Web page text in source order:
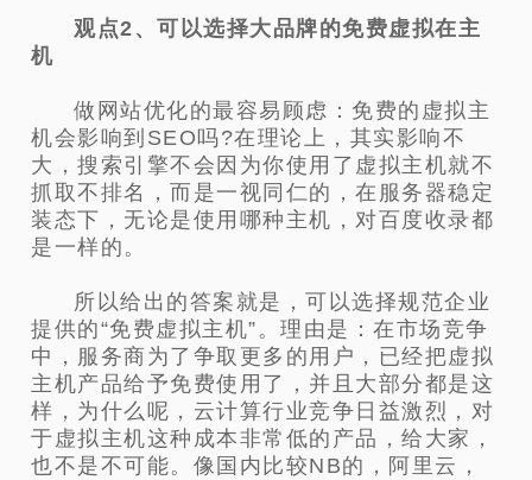
观点2、可以选择大品牌的免费虚拟在主
机
做网站优化的最容易顾虑：免费的虚拟主
机会影响到SEO吗?在理论上，其实影响不
大，搜索引擎不会因为你使用了虚拟主机就不
抓取不排名，而是一视同仁的，在服务器稳定
装态下，无论是使用哪种主机，对百度收录都
是一样的。
所以给出的答案就是，可以选择规范企业
提供的“免费虚拟主机”。理由是：在市场竞争
中，服务商为了争取更多的用户，已经把虚拟
主机产品给予免费使用了，并且大部分都是这
样，为什么呢，云计算行业竞争日益激烈，对
于虚拟主机这种成本非常低的产品，给大家，
也不是不可能。像国内比较NB的，阿里云，